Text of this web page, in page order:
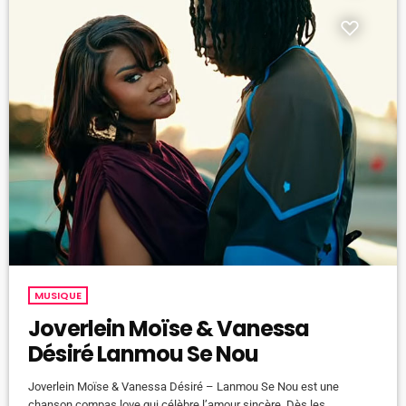
MUSIQUE
Joverlein Moïse & Vanessa
Désiré Lanmou Se Nou
Joverlein Moïse & Vanessa Désiré – Lanmou Se Nou est une